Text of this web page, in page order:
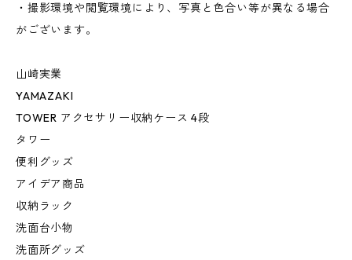
・撮影環境や閲覧環境により、写真と色合い等が異なる場合
がございます。
山崎実業
YAMAZAKI
TOWER アクセサリー収納ケース 4段
タワー
便利グッズ
アイデア商品
収納ラック
洗面台小物
洗面所グッズ